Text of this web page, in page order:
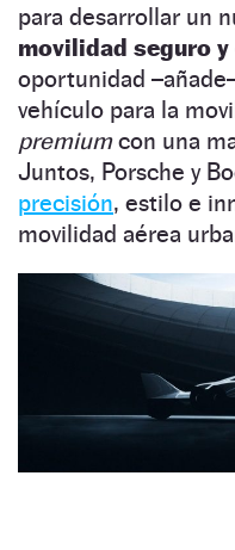
para desarrollar un
movilidad seguro
oportunidad
vehículo para la
premiumcon una
Juntos, Porsche y
precisión, estilo e
movilidad aérea